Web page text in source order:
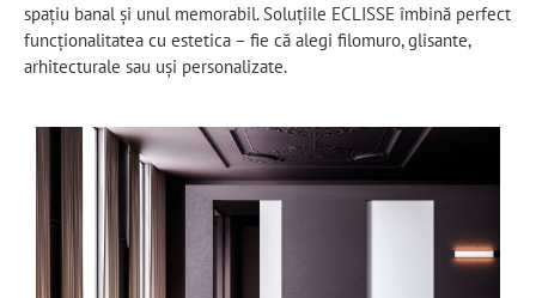
spațiu banal și unul memorabil. Soluțiile ECLISSE îmbină perfect
funcționalitatea cu estetica – fie că alegi filomuro, glisante,
arhitecturale sau uși personalizate.